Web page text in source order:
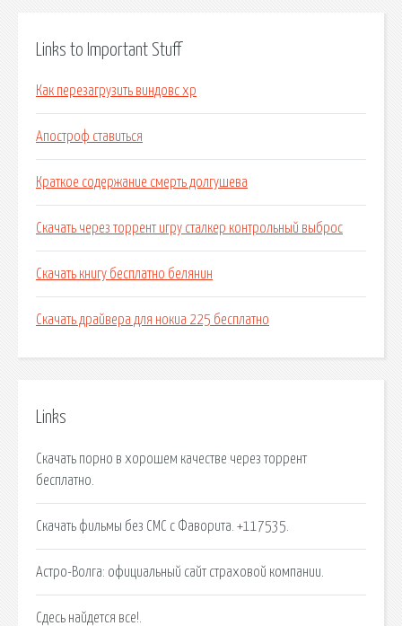
Links to Important Stuff
Как перезагрузить виндовс хр
Апостроф ставиться
Краткое содержание смерть долгушева
Скачать через торрент игру сталкер контрольный выброс
Скачать книгу бесплатно белянин
Скачать драйвера для нокиа 225 бесплатно
Links
Скачать порно в хорошем качестве через торрент
бесплатно.
Скачать фильмы без СМС с Фаворита. +117535.
Астро-Волга: официальный сайт страховой компании.
Сдесь найдется все!.